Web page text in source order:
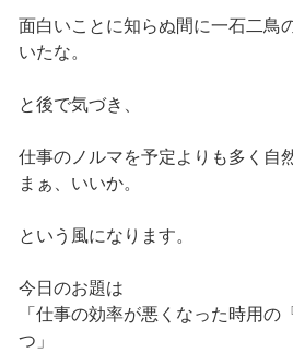
面白いことに知らぬ間に一石二鳥
いたな。
と後で気づき、
仕事のノルマを予定よりも多く自
まぁ、いいか。
という風になります。
今日のお題は
「仕事の効率が悪くなった時用の
つ」